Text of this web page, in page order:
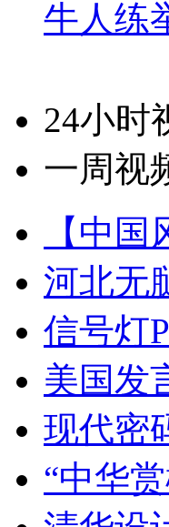
牛人练
24小时
一周视
【中
河北无
信号灯
美国发
现代密
“中华